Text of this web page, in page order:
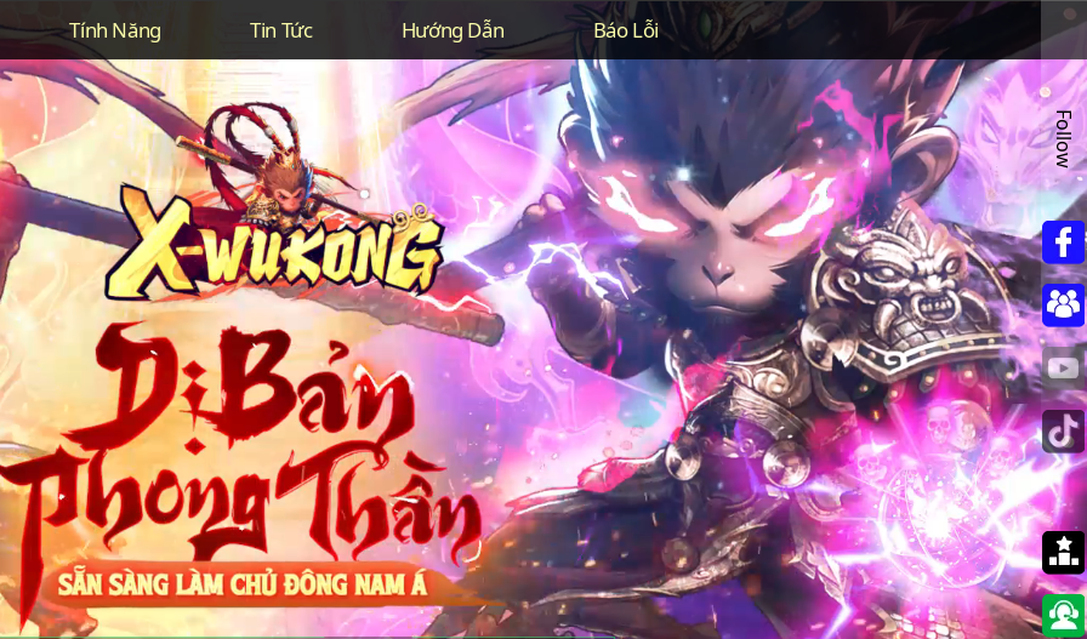
Tính Năng Tin Tức Hướng Dẫn Báo Lỗi
Follow